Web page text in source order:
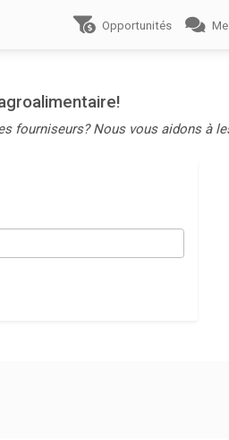
Opportunités
fourniseurs? Nous vous aidons à